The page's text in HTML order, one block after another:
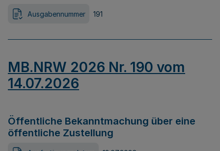
Ausgabennummer 191
MB.NRW 2026 Nr. 190 vom
14.07.2026
Öffentliche Bekanntmachung über eine
öffentliche Zustellung